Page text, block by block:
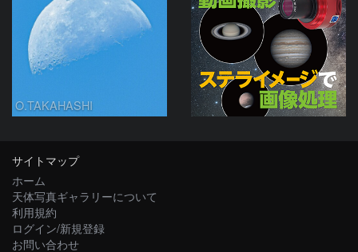
O.TAKAHASHI
サイトマップ
ホーム
天体写真ギャラリーについて
利用規約
ログイン/新規登録
お問い合わせ